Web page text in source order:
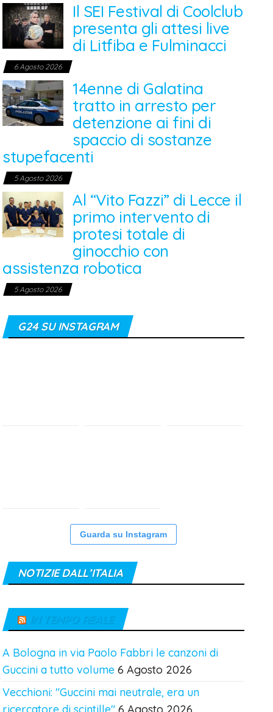
Il SEI Festival di Coolclub
presenta gli attesi live
di Litfiba e Fulminacci
6 Agosto 2026
14enne di Galatina
tratto in arresto per
detenzione ai fini di
spaccio di sostanze
stupefacenti
5 Agosto 2026
Al “Vito Fazzi” di Lecce il
primo intervento di
protesi totale di
ginocchio con
assistenza robotica
5 Agosto 2026
G24 SU INSTAGRAM
Guarda su Instagram
NOTIZIE DALL’ITALIA
IN TEMPO REALE
A Bologna in via Paolo Fabbri le canzoni di
Guccini a tutto volume 6 Agosto 2026
Vecchioni: "Guccini mai neutrale, era un